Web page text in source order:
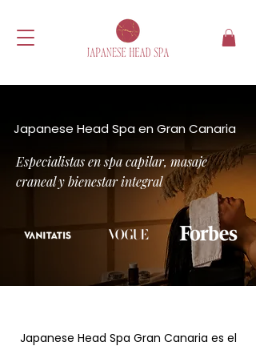
Japanese Head Spa en Gran Canaria
Especialistas en spa capilar, masaje
craneal y bienestar integral
Japanese Head Spa Gran Canaria es el